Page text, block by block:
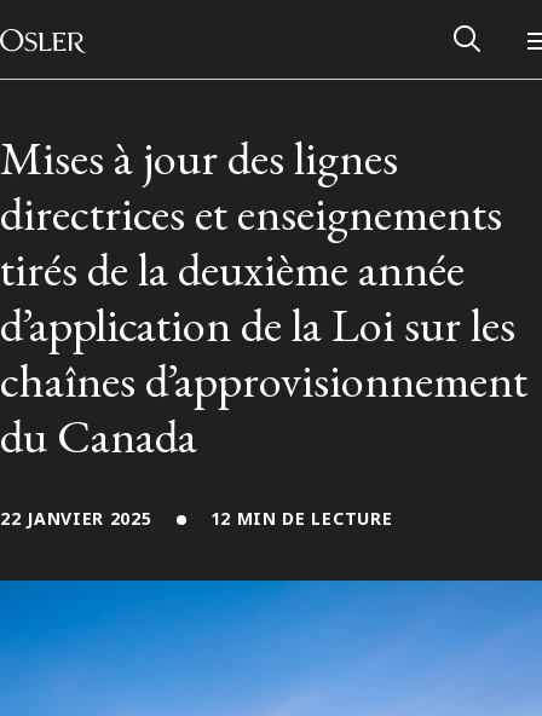
Passer au contenu
Main Navigation
Réseau des anciens d’Osler
Mises à jour des lignes
directrices et enseignements
tirés de la deuxième année
d’application de la Loi sur les
chaînes d’approvisionnement
du Canada
22 JANVIER 2025 12 MIN DE LECTURE